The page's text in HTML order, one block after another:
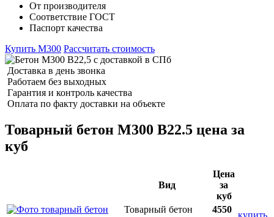
От производителя
Соответствие ГОСТ
Паспорт качества
Купить М300 Рассчитать стоимость
Доставка в день звонка
Работаем без выходных
Гарантия и контроль качества
Оплата по факту доставки на объекте
Товарный бетон М300 В22.5 цена за
куб
Вид
Цена
за
куб
Товарный бетон
4550
купить